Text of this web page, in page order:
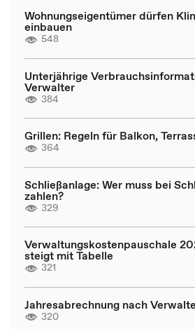
Wohnungseigentümer dürfen
einbauen
548
Unterjährige
Verwalter
384
Grillen: Regeln für Balkon,
364
Schließanlage: Wer muss bei
zahlen?
329
Verwaltungskostenpauschale
steigt mit Tabelle
321
Jahresabrechnung nach
320